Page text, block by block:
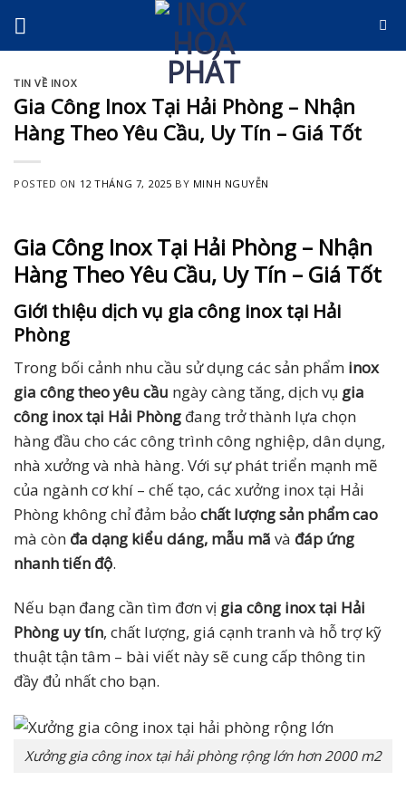
content
TIN VỀ INOX
Gia Công Inox Tại Hải Phòng – Nhận
Hàng Theo Yêu Cầu, Uy Tín – Giá Tốt
POSTED ON 12 THÁNG 7, 2025 BY MINH NGUYỄN
Gia Công Inox Tại Hải Phòng – Nhận
Hàng Theo Yêu Cầu, Uy Tín – Giá Tốt
Giới thiệu dịch vụ gia công inox tại Hải
Phòng
Trong bối cảnh nhu cầu sử dụng các sản phẩm inox
gia công theo yêu cầu ngày càng tăng, dịch vụ gia
công inox tại Hải Phòng đang trở thành lựa chọn
hàng đầu cho các công trình công nghiệp, dân dụng,
nhà xưởng và nhà hàng. Với sự phát triển mạnh mẽ
của ngành cơ khí – chế tạo, các xưởng inox tại Hải
Phòng không chỉ đảm bảo chất lượng sản phẩm cao
mà còn đa dạng kiểu dáng, mẫu mã và đáp ứng
nhanh tiến độ.
Nếu bạn đang cần tìm đơn vị gia công inox tại Hải
Phòng uy tín, chất lượng, giá cạnh tranh và hỗ trợ kỹ
thuật tận tâm – bài viết này sẽ cung cấp thông tin
đầy đủ nhất cho bạn.
Xưởng gia công inox tại hải phòng rộng lớn hơn 2000 m2